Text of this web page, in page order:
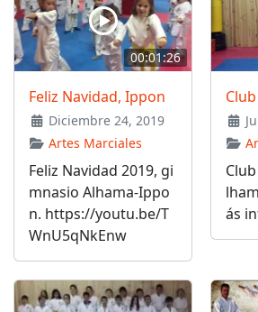
00:01:26
Feliz Navidad, Ippon
Diciembre 24, 2019
Artes Marciales
Feliz Navidad 2019, gi
mnasio Alhama-Ippo
n. https://youtu.be/T
WnU5qNkEnw
ás